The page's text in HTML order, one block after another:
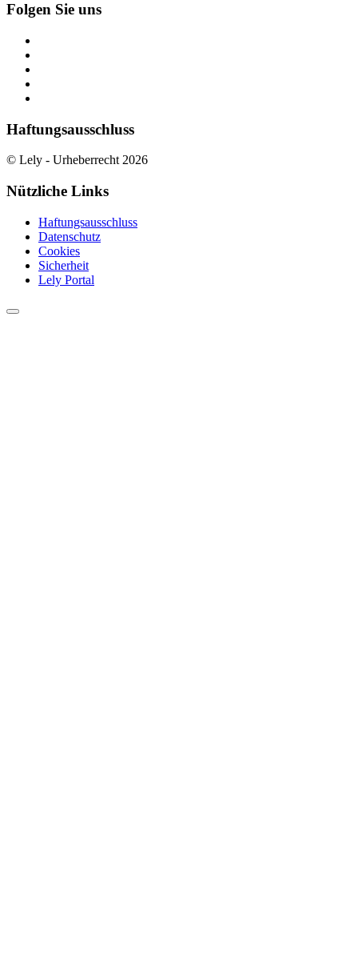
Folgen Sie uns
Haftungsausschluss
© Lely - Urheberrecht 2026
Nützliche Links
Haftungsausschluss
Datenschutz
Cookies
Sicherheit
Lely Portal